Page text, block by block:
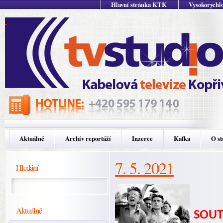
Hlavní stránka KTK
Aktuálně Archív reportáží Inzerce Kafka O
Hledání
Aktuálně
7. 5. 2021